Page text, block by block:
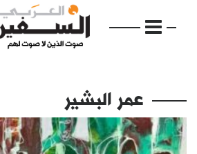
الرئيسية
عمر البشير